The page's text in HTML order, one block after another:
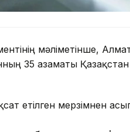
мәліметінше,
35 азаматы
етілген мерзімнен